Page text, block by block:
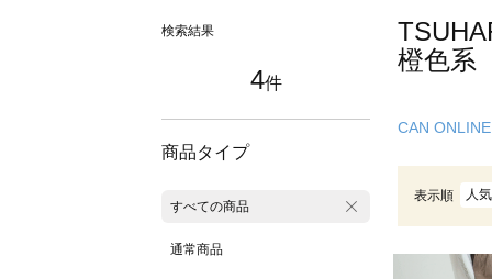
検索結果
4件
商品タイプ
すべての商品
通常商品
橙色系
CAN
表示順 人